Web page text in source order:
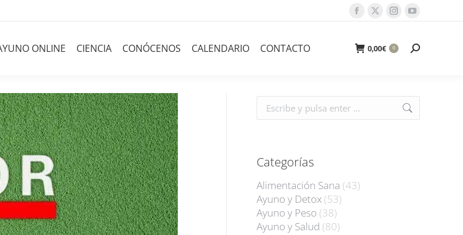
Facebook
opens
window
X
opens
window
Instagram
opens
window
YouTube
opens
window
ONLINE CIENCIA CONÓCENOS CALENDARIO CONTACTO 0,00€ 0 Buscar:
Buscar:
Categorías
Alimentación Sana (43)
Ayuno y Detox (53)
Ayuno y Peso (38)
Ayuno y Salud (80)